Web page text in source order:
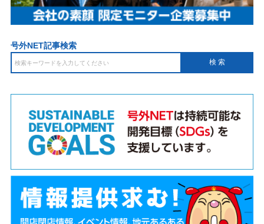
号外NET記事検索